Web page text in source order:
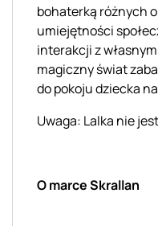
bohaterką różnych
umiejętności
interakcji z
magiczny świat
do pokoju dziecka
Uwaga: Lalka nie
O marce Skrallan